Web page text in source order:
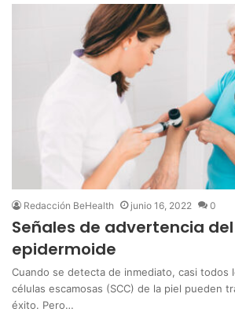
Redacción BeHealth junio 16, 2022 0
Señales de advertencia
epidermoide
Cuando se detecta de inmediato, casi todos
células escamosas (SCC) de la piel pueden
éxito. Pero…